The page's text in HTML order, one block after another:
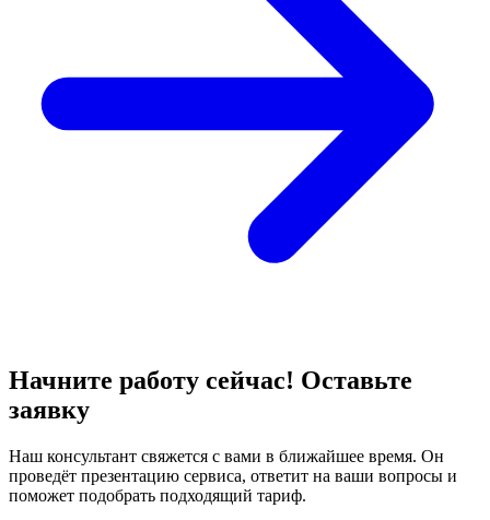
Начните работу сейчас! Оставьте
заявку
Наш консультант свяжется с вами в ближайшее время. Он
проведёт презентацию сервиса, ответит на ваши вопросы и
поможет подобрать подходящий тариф.